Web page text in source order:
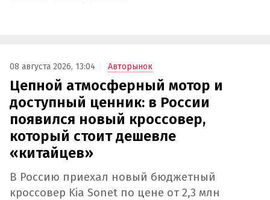
08 августа 2026, 13:04 Авторынок
Цепной атмосферный мотор и
доступный ценник: в России
появился новый кроссовер,
который стоит дешевле
«китайцев»
В Россию приехал новый бюджетный
кроссовер Kia Sonet по цене от 2,3 млн